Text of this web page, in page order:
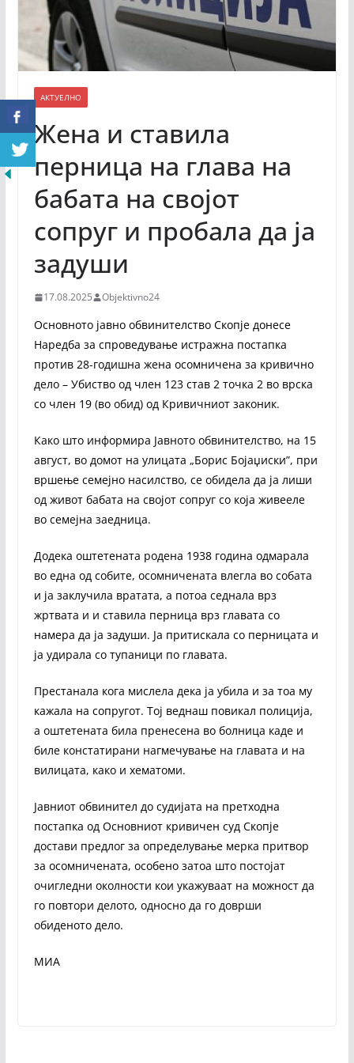
АКТУЕЛНО
Жена и ставила
перница на глава на
бабата на својот
сопруг и пробала да ја
задуши
17.08.2025 Objektivno24
Основното јавно обвинителство Скопје донесе
Наредба за спроведување истражна постапка
против 28-годишна жена осомничена за кривично
дело – Убиство од член 123 став 2 точка 2 во врска
со член 19 (во обид) од Кривичниот законик.
Како што информира Јавното обвинителство, на 15
август, во домот на улицата „Борис Бојаџиски”, при
вршење семејно насилство, се обидела да ја лиши
од живот бабата на својот сопруг со која живееле
во семејна заедница.
Додека оштетената родена 1938 година одмарала
во една од собите, осомничената влегла во собата
и ја заклучила вратата, а потоа седнала врз
жртвата и и ставила перница врз главата со
намера да ја задуши. Ја притискала со перницата и
ја удирала со тупаници по главата.
Престанала кога мислела дека ја убила и за тоа му
кажала на сопругот. Тој веднаш повикал полиција,
а оштетената била пренесена во болница каде и
биле констатирани нагмечување на главата и на
вилицата, како и хематоми.
Јавниот обвинител до судијата на претходна
постапка од Основниот кривичен суд Скопје
достави предлог за определување мерка притвор
за осомничената, особено затоа што постојат
очигледни околности кои укажуваат на можност да
го повтори делото, односно да го доврши
обиденото дело.
МИА